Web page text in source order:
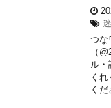
つな
（
ル・
く
く